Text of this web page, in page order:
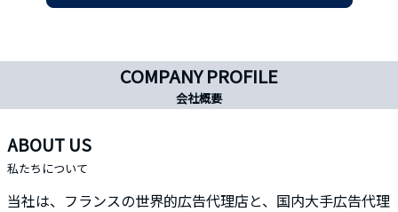
COMPANY PROFILE
会社概要
ABOUT US
私たちについて
当社は、フランスの世界的広告代理店と、国内大手広告代理